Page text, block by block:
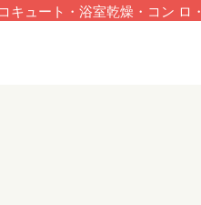
ュート・浴室乾燥・コン ロ